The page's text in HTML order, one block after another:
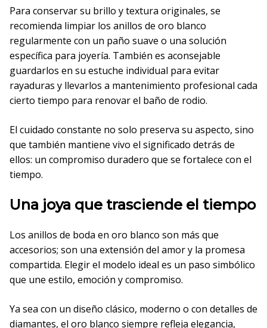
Para conservar su brillo y textura originales, se
recomienda limpiar los anillos de oro blanco
regularmente con un paño suave o una solución
específica para joyería. También es aconsejable
guardarlos en su estuche individual para evitar
rayaduras y llevarlos a mantenimiento profesional cada
cierto tiempo para renovar el baño de rodio.
El cuidado constante no solo preserva su aspecto, sino
que también mantiene vivo el significado detrás de
ellos: un compromiso duradero que se fortalece con el
tiempo.
Una joya que trasciende el tiempo
Los anillos de boda en oro blanco son más que
accesorios; son una extensión del amor y la promesa
compartida. Elegir el modelo ideal es un paso simbólico
que une estilo, emoción y compromiso.
Ya sea con un diseño clásico, moderno o con detalles de
diamantes, el oro blanco siempre refleja elegancia,